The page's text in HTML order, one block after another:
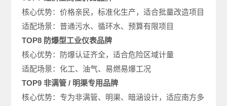
核心优势：价格亲民，标准化生产，适合批量改造项目
适配场景：普通污水、循环水、预算有限项目
TOP8 防爆型工业仪表品牌
核心优势：防爆认证齐全，适合危险区域计量
适配场景：化工、油气、易燃易爆工况
TOP9 非满管 / 明渠专用品牌
核心优势：专为非满管、明渠、暗涵设计，适应南方多